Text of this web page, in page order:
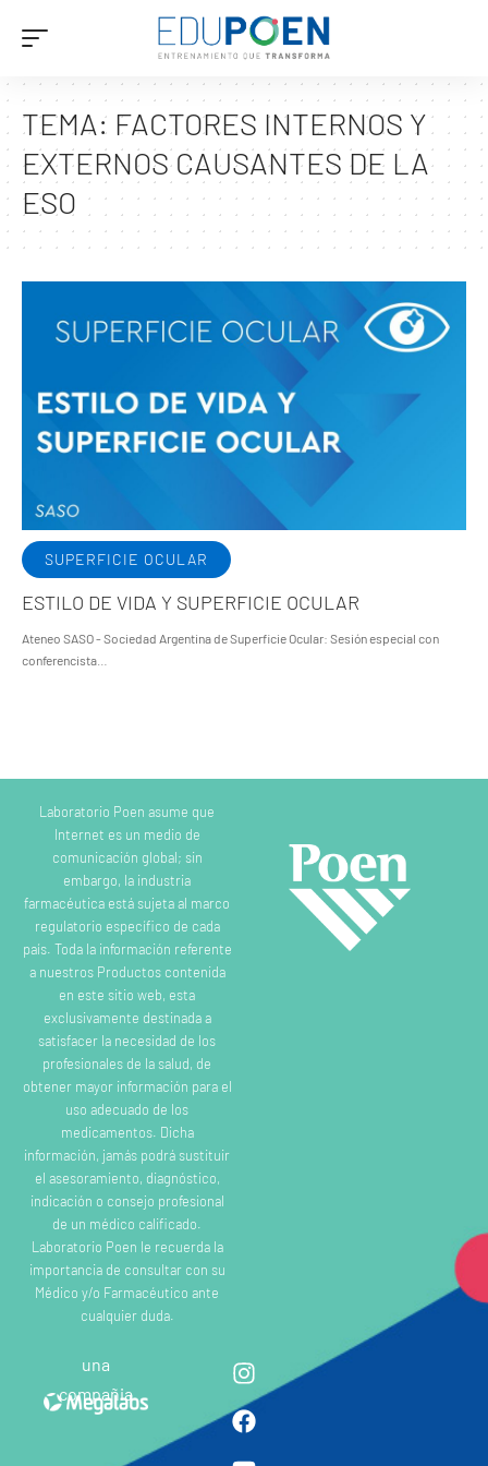
TEMA: FACTORES INTERNOS Y
EXTERNOS CAUSANTES DE LA
ESO
SUPERFICIE OCULAR
ESTILO DE VIDA Y SUPERFICIE OCULAR
Ateneo SASO - Sociedad Argentina de Superficie Ocular: Sesión especial con
conferencista…
Laboratorio Poen asume que
Internet es un medio de
comunicación global; sin
embargo, la industria
farmacéutica está sujeta al marco
regulatorio específico de cada
país. Toda la información referente
a nuestros Productos contenida
en este sitio web, esta
exclusivamente destinada a
satisfacer la necesidad de los
profesionales de la salud, de
obtener mayor información para el
uso adecuado de los
medicamentos. Dicha
información, jamás podrá sustituir
el asesoramiento, diagnóstico,
indicación o consejo profesional
de un médico calificado.
Laboratorio Poen le recuerda la
importancia de consultar con su
Médico y/o Farmacéutico ante
cualquier duda.
una
compañia